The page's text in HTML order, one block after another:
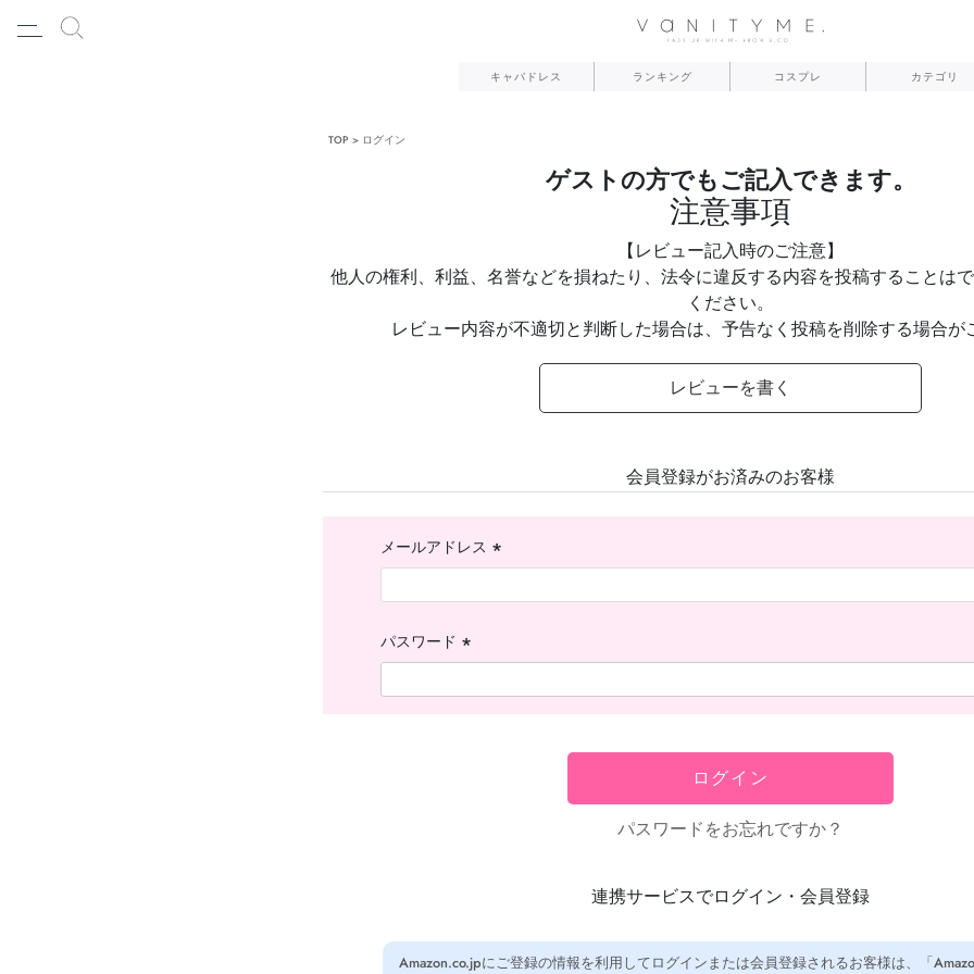
キャバドレス ランキング コスプレ カテゴリ
TOP ログイン
ゲストの方でもご記入できます。
注意事項
【レビュー記入時のご注意】
他人の権利、利益、名誉などを損ねたり、法令に違反する内容を投稿することは
ください。
レビュー内容が不適切と判断した場合は、予告なく投稿を削除する場合が
レビューを書く
会員登録がお済みのお客様
メールアドレス
(必
須)
パスワード
(必
須)
ログイン
パスワードをお忘れですか？
連携サービスでログイン・会員登録
Amazon.co.jpにご登録の情報を利用してログインまたは会員登録されるお客様は、「